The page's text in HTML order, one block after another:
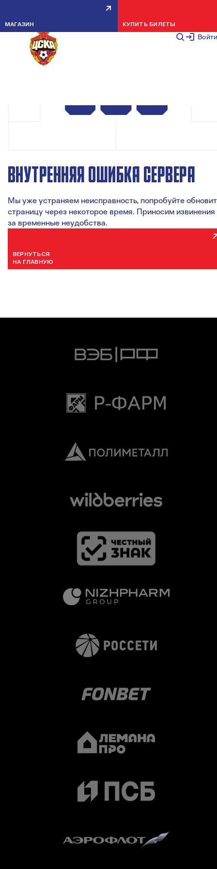
Войти
МАГАЗИН КУПИТЬ БИЛЕТЫ
ВНУТРЕННЯЯ ОШИБКА СЕРВЕРА
Мы уже устраняем неисправность, попробуйте
страницу через некоторое время. Приносим извинения
за временные неудобства.
ВЕРНУТЬСЯ
НА ГЛАВНУЮ